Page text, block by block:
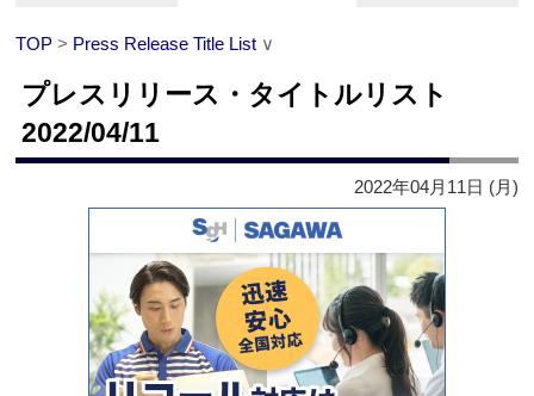
TOP > Press Release Title List ∨
プレスリリース・タイトルリスト
2022/04/11
2022年04月11日 (月)